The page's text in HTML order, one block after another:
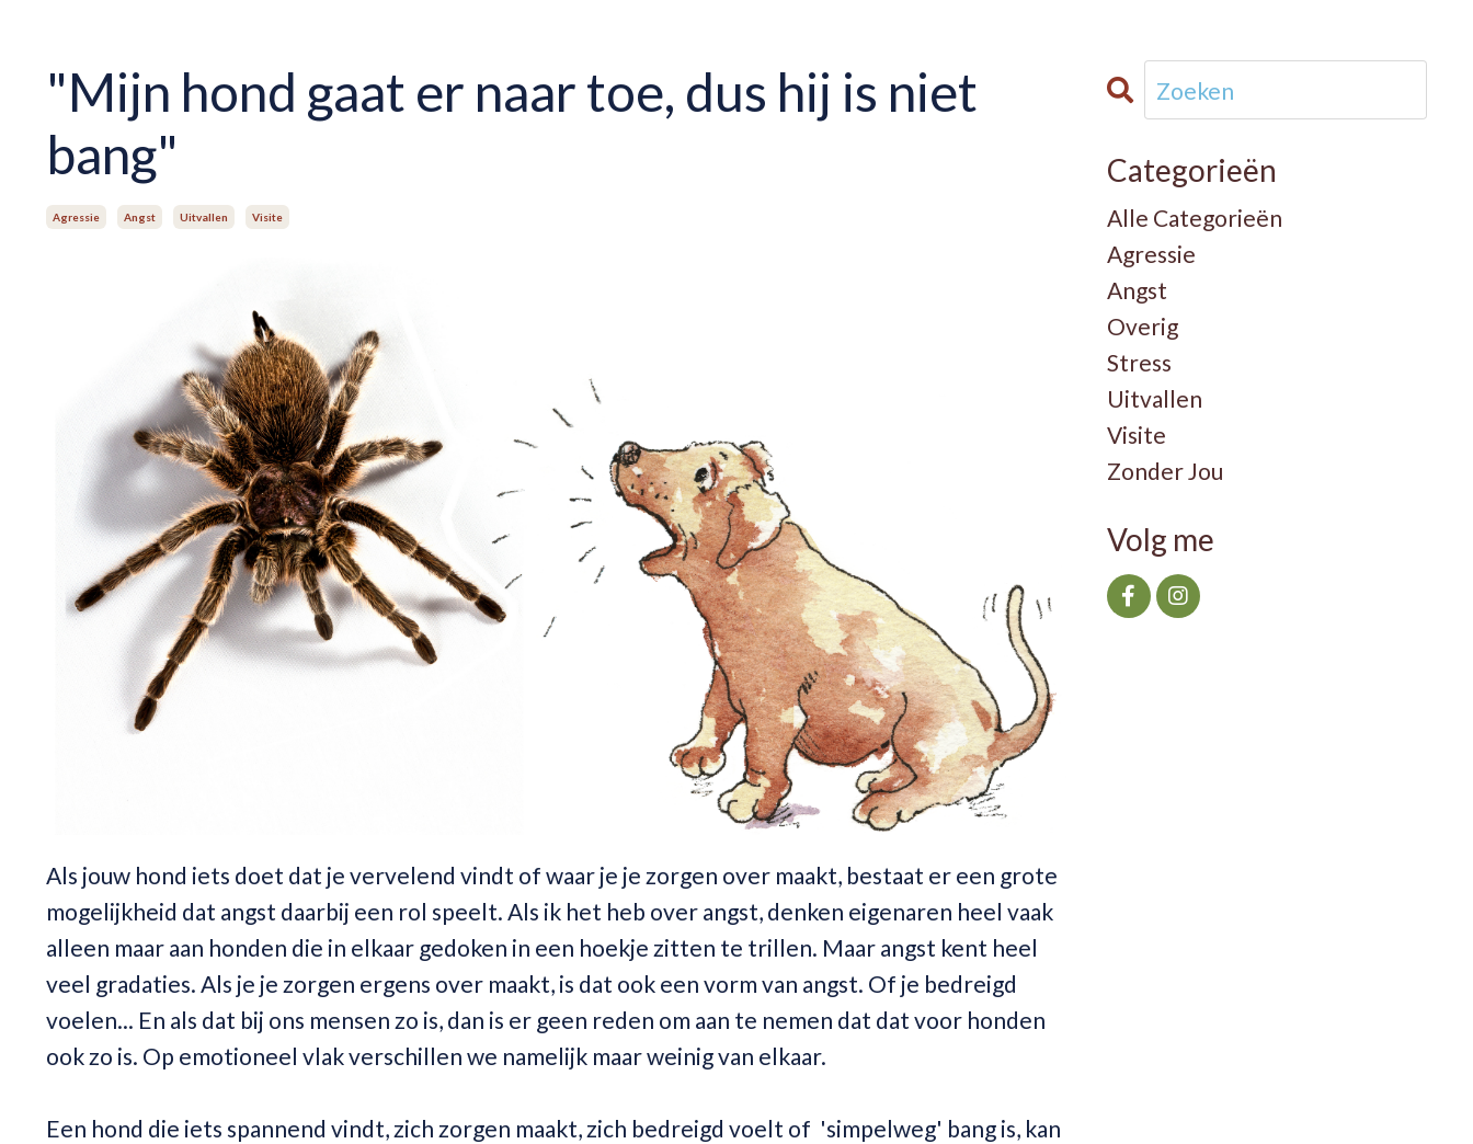
"Mijn hond gaat er naar toe, dus hij is niet
bang"
Agressie Angst Uitvallen Visite
Als jouw hond iets doet dat je vervelend vindt of waar je je zorgen over maakt, bestaat er een grote
mogelijkheid dat angst daarbij een rol speelt. Als ik het heb over angst, denken eigenaren heel vaak
alleen maar aan honden die in elkaar gedoken in een hoekje zitten te trillen. Maar angst kent heel
veel gradaties. Als je je zorgen ergens over maakt, is dat ook een vorm van angst. Of je bedreigd
voelen... En als dat bij ons mensen zo is, dan is er geen reden om aan te nemen dat dat voor honden
ook zo is. Op emotioneel vlak verschillen we namelijk maar weinig van elkaar.
Een hond die iets spannend vindt, zich zorgen maakt, zich bedreigd voelt of 'simpelweg' bang is, kan
Categorieën
Alle Categorieën
Agressie
Angst
Overig
Stress
Uitvallen
Visite
Zonder Jou
Volg me